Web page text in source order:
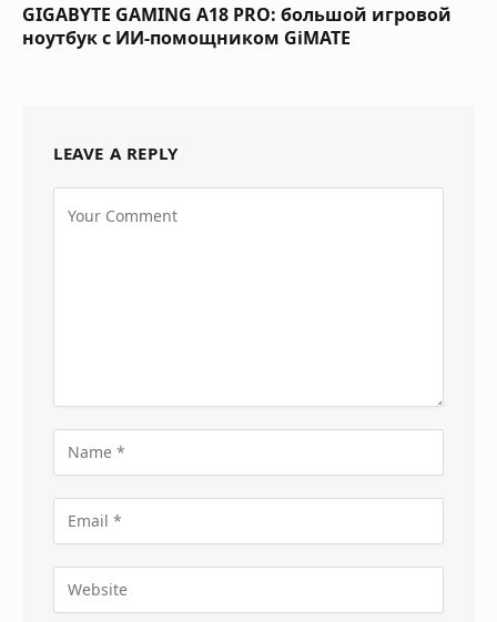
GIGABYTE GAMING A18 PRO: большой игровой
ноутбук с ИИ-помощником GiMATE
LEAVE A REPLY